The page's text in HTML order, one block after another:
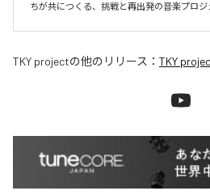
ちが共につくる、挑戦と再出発の音楽プロジ
TKY projectの他のリリース： TKY